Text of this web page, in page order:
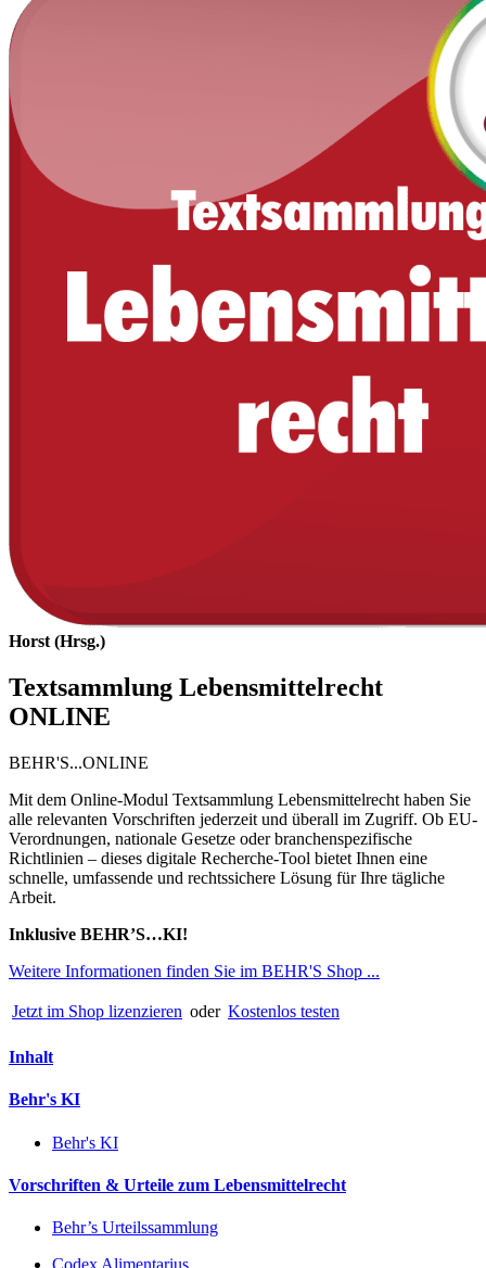
Horst (Hrsg.)
Textsammlung Lebensmittelrecht
ONLINE
BEHR'S...ONLINE
Mit dem Online-Modul Textsammlung Lebensmittelrecht haben Sie
alle relevanten Vorschriften jederzeit und überall im Zugriff. Ob EU-
Verordnungen, nationale Gesetze oder branchenspezifische
Richtlinien – dieses digitale Recherche-Tool bietet Ihnen eine
schnelle, umfassende und rechtssichere Lösung für Ihre tägliche
Arbeit.
Inklusive BEHR’S…KI!
Weitere Informationen finden Sie im BEHR'S Shop ...
Jetzt im Shop lizenzieren oder Kostenlos testen
Inhalt
Behr's KI
Behr's KI
Vorschriften & Urteile zum Lebensmittelrecht
Behr’s Urteilssammlung